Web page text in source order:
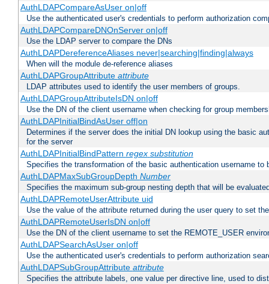
AuthLDAPCompareAsUser on|off
Use the authenticated user's credentials to perform authorization
AuthLDAPCompareDNOnServer on|off
Use the LDAP server to compare the DNs
AuthLDAPDereferenceAliases never|searching|finding|always
When will the module de-reference aliases
AuthLDAPGroupAttribute attribute
LDAP attributes used to identify the user members of groups.
AuthLDAPGroupAttributeIsDN on|off
Use the DN of the client username when checking for group
AuthLDAPInitialBindAsUser off|on
Determines if the server does the initial DN lookup using the basic
for the server
AuthLDAPInitialBindPattern regex substitution
Specifies the transformation of the basic authentication username
AuthLDAPMaxSubGroupDepth Number
Specifies the maximum sub-group nesting depth that will be
AuthLDAPRemoteUserAttribute uid
Use the value of the attribute returned during the user query to set
AuthLDAPRemoteUserIsDN on|off
Use the DN of the client username to set the REMOTE_USER
AuthLDAPSearchAsUser on|off
Use the authenticated user's credentials to perform authorization
AuthLDAPSubGroupAttribute attribute
Specifies the attribute labels, one value per directive line, used to